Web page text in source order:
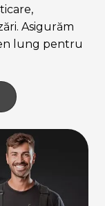
Asigurăm
lung pentru